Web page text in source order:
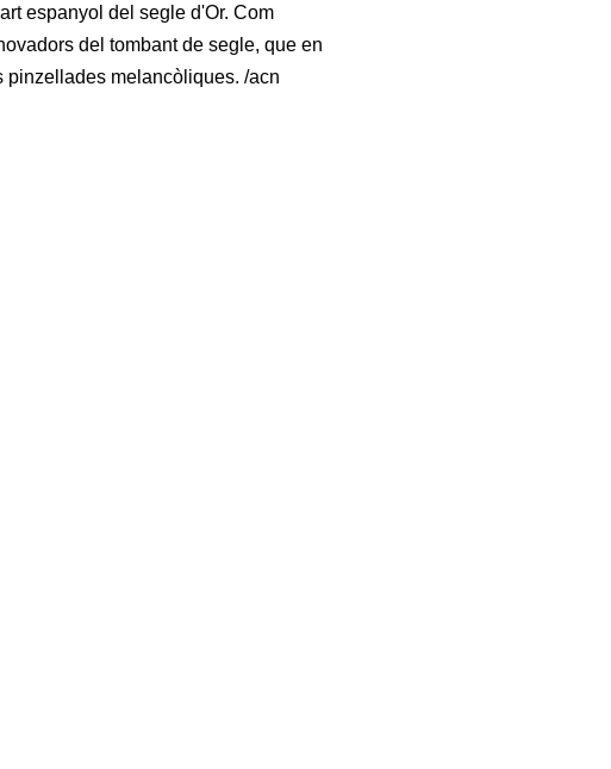
espanyol del segle d'Or. Com
del tombant de segle, que en
pinzellades melancòliques. /acn